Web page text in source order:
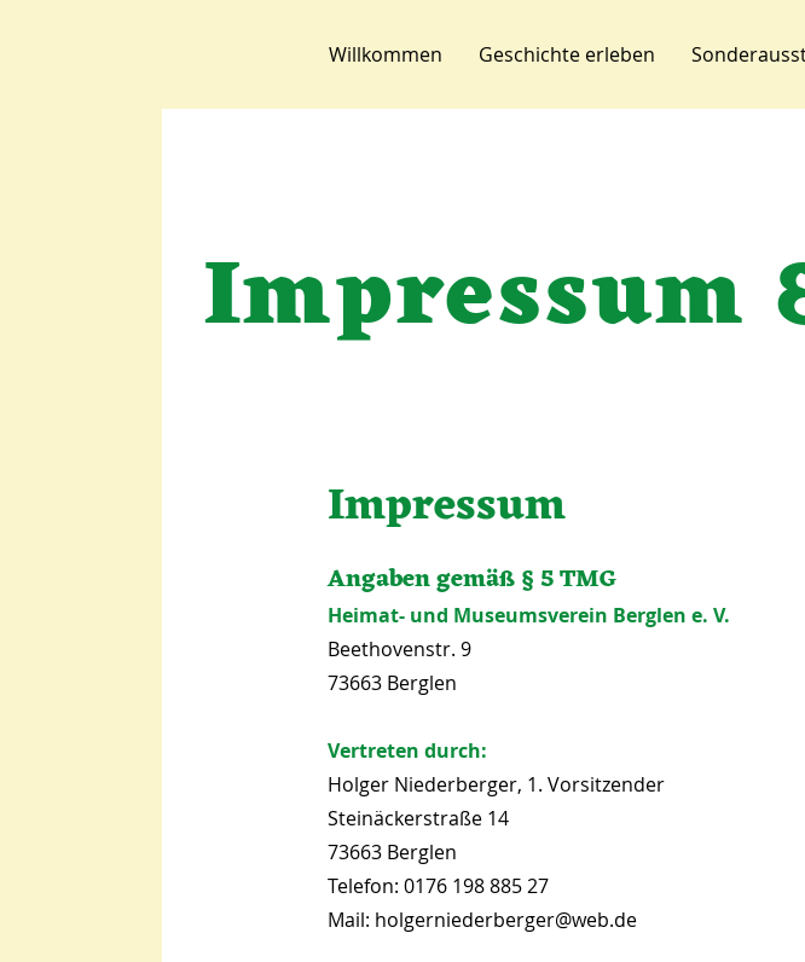
Willkommen Geschichte erleben
Impressum
Impressum
Angaben gemäß § 5 TMG
Heimat- und Museumsverein Berglen e. V.
Beethovenstr. 9
73663 Berglen
Vertreten durch:
Holger Niederberger, 1.Vorsitzender
Steinäckerstraße 14
73663 Berglen
Telefon: 0176 198 885 27
Mail: holgerniederberger@web.de